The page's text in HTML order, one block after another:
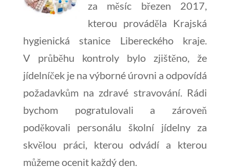
za měsíc březen 2017,
kterou prováděla Krajská
hygienická stanice Libereckého kraje.
V průběhu kontroly bylo zjištěno, že
jídelníček je na výborné úrovni a odpovídá
požadavkům na zdravé stravování. Rádi
bychom pogratulovali a zároveň
poděkovali personálu školní jídelny za
skvělou práci, kterou odvádí a kterou
můžeme ocenit každý den.